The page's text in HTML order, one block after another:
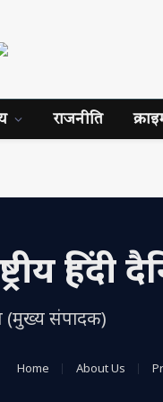
राजनीति
हिंदी
(मुख्य संपादक)
Home About Us